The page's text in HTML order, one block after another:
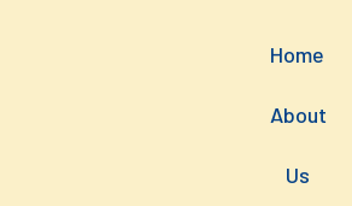
Home
About
Us